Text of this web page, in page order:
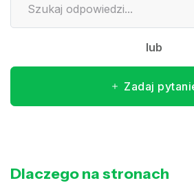
lub
Zadaj
Dlaczego na stronach